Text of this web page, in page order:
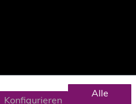
Konfigurieren
Alle